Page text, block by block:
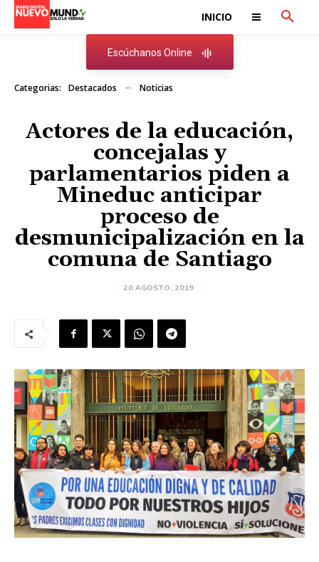
INICIO
Escúchanos Online
Categorias: Destacados Noticias
Actores de la educación,
concejalas y
parlamentarios piden a
Mineduc anticipar
proceso de
desmunicipalización en la
comuna de Santiago
20 AGOSTO, 2019